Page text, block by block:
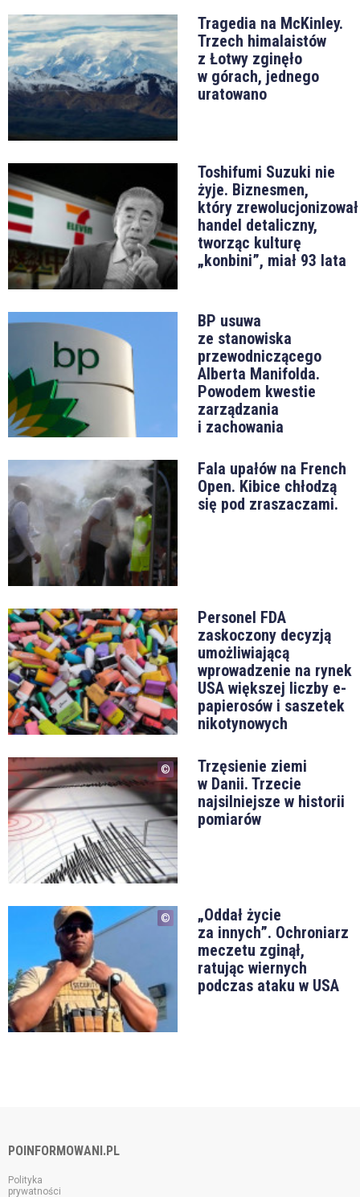
Tragedia na McKinley.
Trzech himalaistów
z Łotwy zginęło
w górach, jednego
uratowano
Toshifumi Suzuki nie
żyje. Biznesmen,
który zrewolucjonizował
handel detaliczny,
tworząc kulturę
„konbini”, miał 93 lata
BP usuwa
ze stanowiska
przewodniczącego
Alberta Manifolda.
Powodem kwestie
zarządzania
i zachowania
Fala upałów na French
Open. Kibice chłodzą
się pod zraszaczami.
Personel FDA
zaskoczony decyzją
umożliwiającą
wprowadzenie na rynek
USA większej liczby e-
papierosów i saszetek
nikotynowych
Trzęsienie ziemi
w Danii. Trzecie
najsilniejsze w historii
pomiarów
„Oddał życie
za innych”. Ochroniarz
meczetu zginął,
ratując wiernych
podczas ataku w USA
POINFORMOWANI.PL
Polityka
prywatności